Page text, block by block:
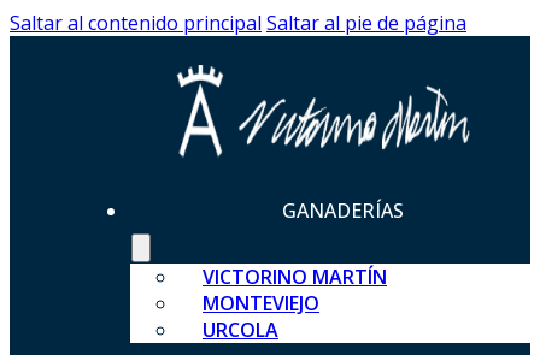
Saltar al contenido principal Saltar al pie de página
GANADERÍAS
VICTORINO MARTÍN
MONTEVIEJO
URCOLA